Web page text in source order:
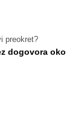
preokret?
dogovora oko